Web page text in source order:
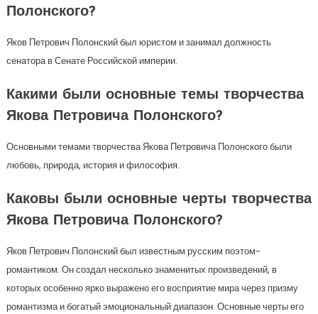
Полонского?
Яков Петрович Полонский был юристом и занимал должность
сенатора в Сенате Российской империи.
Какими были основные темы творчества
Якова Петровича Полонского?
Основными темами творчества Якова Петровича Полонского были
любовь, природа, история и философия.
Каковы были основные черты творчества
Якова Петровича Полонского?
Яков Петрович Полонский был известным русским поэтом-
романтиком. Он создал несколько знаменитых произведений, в
которых особенно ярко выражено его восприятие мира через призму
романтизма и богатый эмоциональный диапазон. Основные черты его